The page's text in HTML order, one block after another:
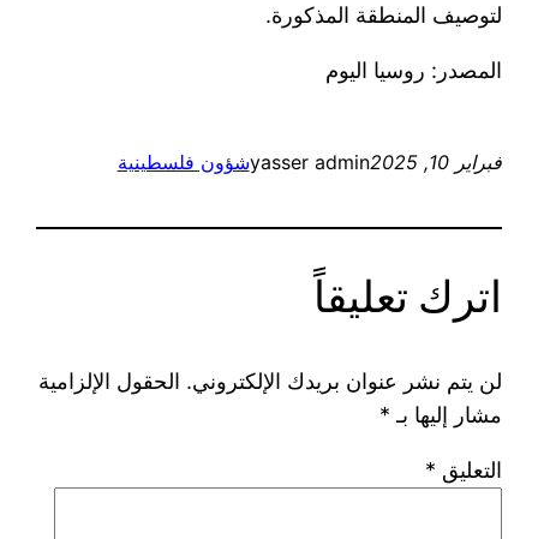
لتوصيف المنطقة المذكورة.
المصدر: روسيا اليوم
فبراير 10, 2025 yasser adminشؤون فلسطينية
اترك تعليقاً
لن يتم نشر عنوان بريدك الإلكتروني. الحقول الإلزامية
مشار إليها بـ *
التعليق *